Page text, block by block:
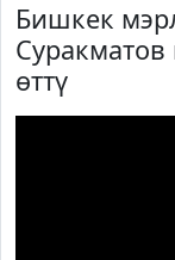
Бишкек
өттү